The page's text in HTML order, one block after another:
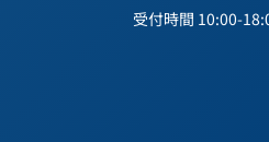
受付時間 10:00-